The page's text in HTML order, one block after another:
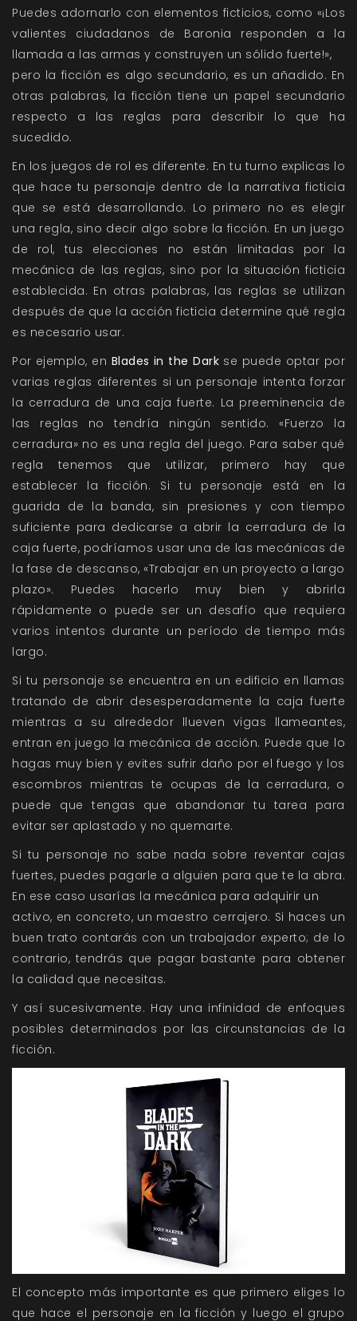
Puedes adornarlo con elementos ficticios, como «¡Los
valientes ciudadanos de Baronia responden a la
llamada a las armas y construyen un sólido fuerte!»,
pero la ficción es algo secundario, es un añadido. En
otras palabras, la ficción tiene un papel secundario
respecto a las reglas para describir lo que ha
sucedido.
En los juegos de rol es diferente. En tu turno explicas lo
que hace tu personaje dentro de la narrativa ficticia
que se está desarrollando. Lo primero no es elegir
una regla, sino decir algo sobre la ficción. En un juego
de rol, tus elecciones no están limitadas por la
mecánica de las reglas, sino por la situación ficticia
establecida. En otras palabras, las reglas se utilizan
después de que la acción ficticia determine qué regla
es necesario usar.
Por ejemplo, en Blades in the Dark se puede optar por
varias reglas diferentes si un personaje intenta forzar
la cerradura de una caja fuerte. La preeminencia de
las reglas no tendría ningún sentido. «Fuerzo la
cerradura» no es una regla del juego. Para saber qué
regla tenemos que utilizar, primero hay que
establecer la ficción. Si tu personaje está en la
guarida de la banda, sin presiones y con tiempo
suficiente para dedicarse a abrir la cerradura de la
caja fuerte, podríamos usar una de las mecánicas de
la fase de descanso, «Trabajar en un proyecto a largo
plazo». Puedes hacerlo muy bien y abrirla
rápidamente o puede ser un desafío que requiera
varios intentos durante un período de tiempo más
largo.
Si tu personaje se encuentra en un edificio en llamas
tratando de abrir desesperadamente la caja fuerte
mientras a su alrededor llueven vigas llameantes,
entran en juego la mecánica de acción. Puede que lo
hagas muy bien y evites sufrir daño por el fuego y los
escombros mientras te ocupas de la cerradura, o
puede que tengas que abandonar tu tarea para
evitar ser aplastado y no quemarte.
Si tu personaje no sabe nada sobre reventar cajas
fuertes, puedes pagarle a alguien para que te la abra.
En ese caso usarías la mecánica para adquirir un
activo, en concreto, un maestro cerrajero. Si haces un
buen trato contarás con un trabajador experto; de lo
contrario, tendrás que pagar bastante para obtener
la calidad que necesitas.
Y así sucesivamente. Hay una infinidad de enfoques
posibles determinados por las circunstancias de la
ficción.
El concepto más importante es que primero eliges lo
que hace el personaje en la ficción y luego el grupo